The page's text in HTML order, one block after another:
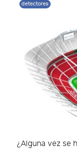
detectores
¿Alguna vez se